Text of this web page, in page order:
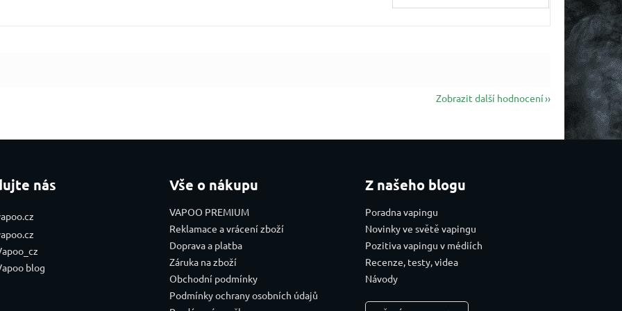
Zobrazit další hodnocení
nás
blog
Vše o nákupu
VAPOO PREMIUM
Reklamace a vrácení zboží
Doprava a platba
Záruka na zboží
Obchodní podmínky
Podmínky ochrany osobních údajů
Z našeho blogu
Poradna vapingu
Novinky ve světě vapingu
Pozitiva vapingu v médiích
Recenze, testy, videa
Návody